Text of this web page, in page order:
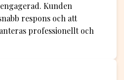
Kunden
respons och att
professionellt och